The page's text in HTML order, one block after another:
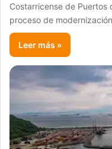
Costarricense de Puertos
proceso de
Leer más »